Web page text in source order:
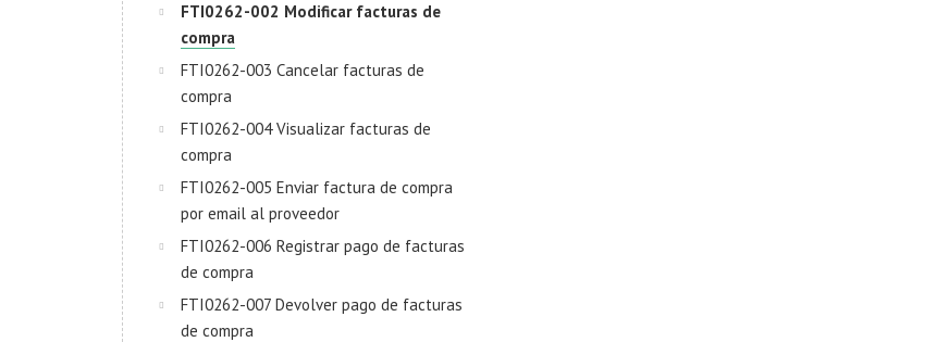
FTI0262-002 Modificar facturas de
compra
FTI0262-003 Cancelar facturas de
compra
FTI0262-004 Visualizar facturas de
compra
FTI0262-005 Enviar factura de compra
por email al proveedor
FTI0262-006 Registrar pago de facturas
de compra
FTI0262-007 Devolver pago de facturas
de compra